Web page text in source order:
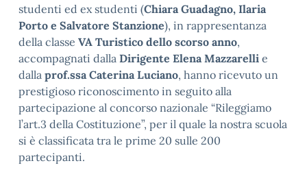
studenti ed ex studenti (Chiara Guadagno, Ilaria
Porto e Salvatore Stanzione), in rappresentanza
della classe VA Turistico dello scorso anno,
accompagnati dalla Dirigente Elena Mazzarelli e
dalla prof.ssa Caterina Luciano, hanno ricevuto un
prestigioso riconoscimento in seguito alla
partecipazione al concorso nazionale “Rileggiamo
l’art.3 della Costituzione”, per il quale la nostra scuola
si è classificata tra le prime 20 sulle 200
partecipanti.